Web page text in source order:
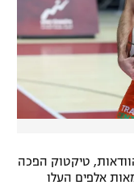
טיקטוק הפכה
אלפים העלו